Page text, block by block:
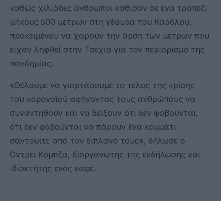
καθώς χιλιάδες άνθρωποι κάθισαν σε ένα τραπέζι
μήκους 500 μέτρων στη γέφυρα του Καρόλου,
προκειμένου να χαρούν την άρση των μέτρων που
είχαν ληφθεί στην Τσεχία για τον περιορισμό της
πανδημίας.
«Θέλουμε να γιορτάσουμε το τέλος της κρίσης
του κορονοϊού αφήνοντας τους ανθρώπους να
συναντηθούν και να δείξουν ότι δεν φοβούνται,
ότι δεν φοβούνται να πάρουν ένα κομμάτι
σάντουιτς από τον διπλανό τους», δήλωσε ο
Οντρέι Κόμπζα, διοργανωτής της εκδήλωσης και
ιδιοκτήτης ενός καφέ.